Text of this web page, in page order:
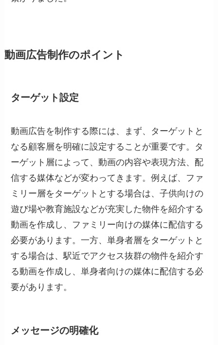
動画広告制作のポイント
ターゲット設定
動画広告を制作する際には、まず、ターゲットと
なる顧客層を明確に設定することが重要です。タ
ーゲット層によって、動画の内容や表現方法、配
信する媒体などが変わってきます。例えば、ファ
ミリー層をターゲットとする場合は、子供向けの
遊び場や教育施設などが充実した物件を紹介する
動画を作成し、ファミリー向けの媒体に配信する
必要があります。一方、単身者層をターゲットと
する場合は、駅近でアクセス抜群の物件を紹介す
る動画を作成し、単身者向けの媒体に配信する必
要があります。
メッセージの明確化